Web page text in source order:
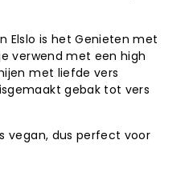
Elslo is het Genieten met
verwend met een high
met liefde vers
gebak tot vers
vegan, dus perfect voor